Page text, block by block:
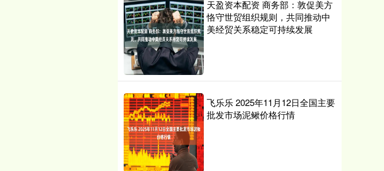
天盈资本配资 商务部：敦促美方
恪守世贸组织规则，共同推动中
美经贸关系稳定可持续发展
飞乐乐 2025年11月12日全国主要
批发市场泥鳅价格行情